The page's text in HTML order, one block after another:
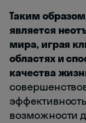
Таким
является
мира, играя
областях и
качества
возможности